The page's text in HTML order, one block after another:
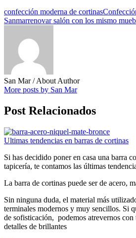
confección moderna de cortinas
Sanmarrenovar salón con los mismo
San Mar/ About Author
More posts by San Mar
Post Relacionados
Ultimas tendencias en barras de cortinas
Si has decidido poner en casa una barra
tapicería, te contamos las últimas
La barra de cortinas puede ser de acero,
Sin ninguna duda, el material más
terminales modernos y muy sencillos. Si
de sofisticación, podemos atrevernos con
detalles de brillantes